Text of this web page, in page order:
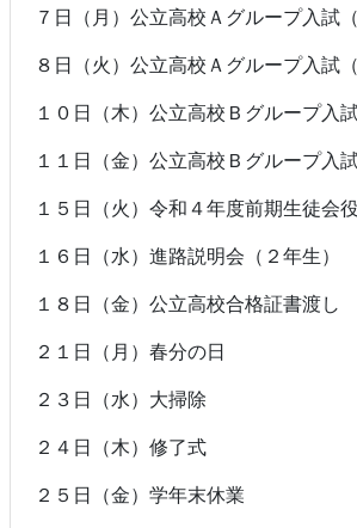
７日（月）公立高校Ａグループ入試（
８日（火）公立高校Ａグループ入試（
１０日（木）公立高校Ｂグループ入
１１日（金）公立高校Ｂグループ入試
１５日（火）令和４年度前期生徒会
１６日（水）進路説明会（２年生）
１８日（金）公立高校合格証書渡し
２１日（月）春分の日
２３日（水）大掃除
２４日（木）修了式
２５日（金）学年末休業